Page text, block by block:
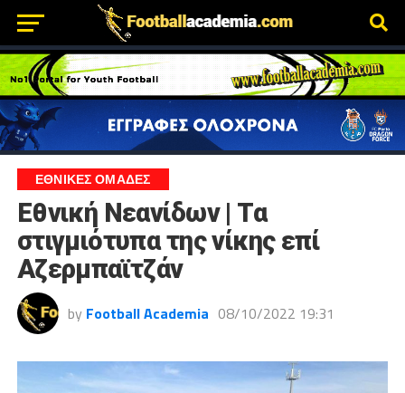
ΕΘΝΙΚΕΣ ΟΜΑΔΕΣ
Εθνική Νεανίδων | Τα
στιγμιότυπα της νίκης επί
Αζερμπαϊτζάν
by Football Academia 08/10/2022 19:31